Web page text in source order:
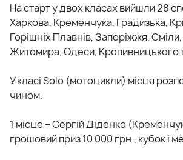
На старт у двох класах вийшли 28
Харкова, Кременчука, Градизька,
Горішніх Плавнів, Запоріжжя,
Житомира, Одеси, Кропивницького
У класі Solo (мотоцикли) місця
чином.
1 місце – Сергій Діденко
грошовий приз 10 000 грн., кубок і